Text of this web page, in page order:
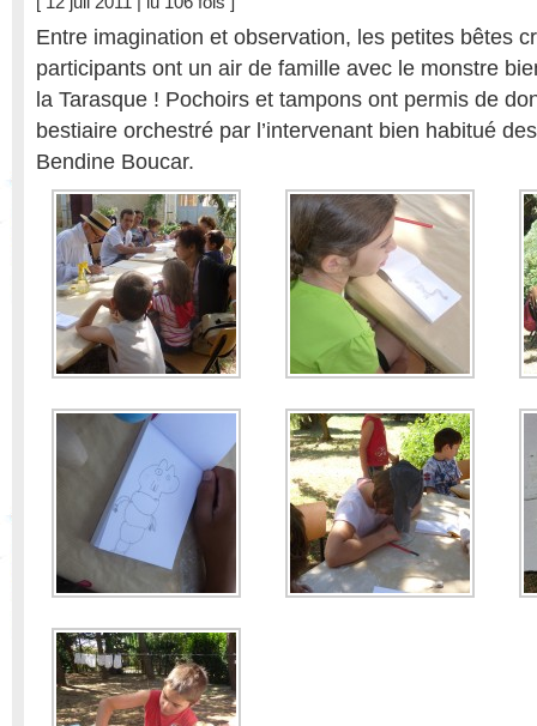
Entre imagination et observation, les petites bêtes
participants ont un air de famille avec le monstre
la Tarasque ! Pochoirs et tampons ont permis de
bestiaire orchestré par l’intervenant bien habitué
Bendine Boucar.